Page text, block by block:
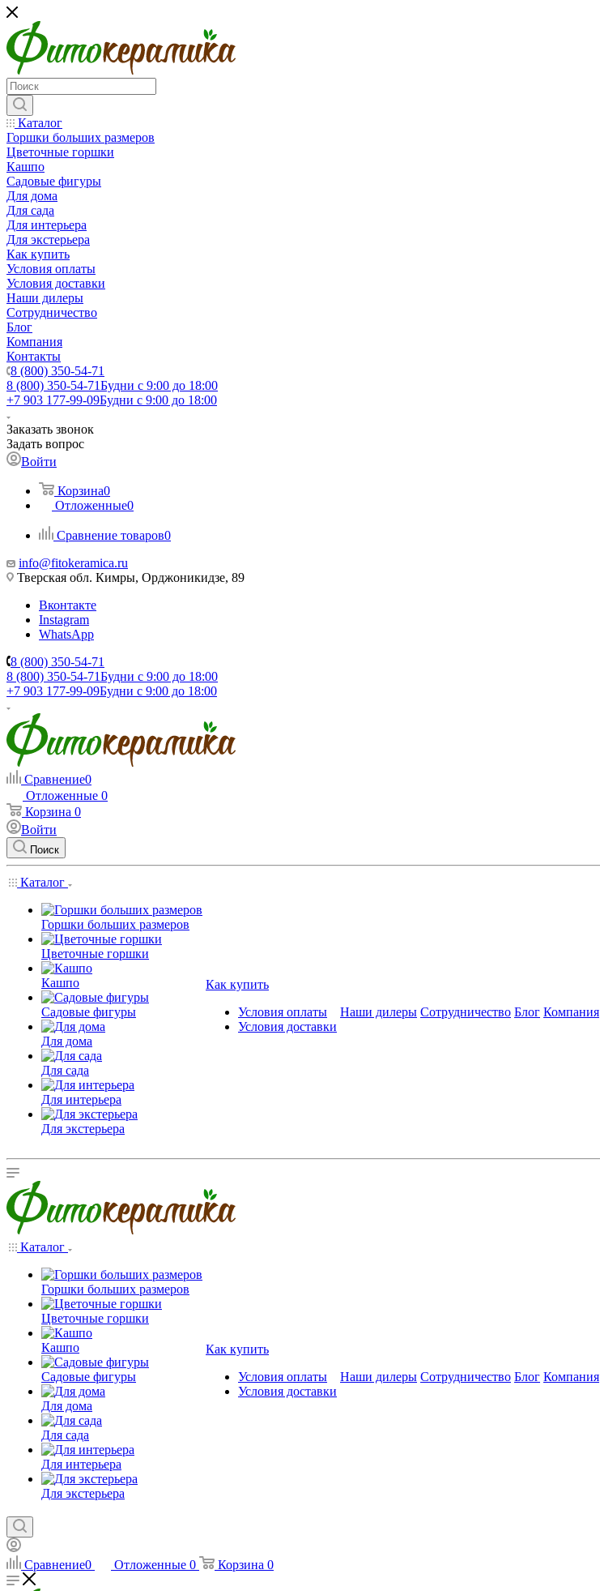
Каталог
Горшки больших размеров
Цветочные горшки
Кашпо
Садовые фигуры
Для дома
Для сада
Для интерьера
Для экстерьера
Как купить
Условия оплаты
Условия доставки
Наши дилеры
Сотрудничество
Блог
Компания
Контакты
8 (800) 350-54-71
8 (800) 350-54-71Будни с 9:00 до 18:00
+7 903 177-99-09Будни с 9:00 до 18:00
Заказать звонок
Задать вопрос
Войти
Корзина0
Отложенные0
Сравнение товаров0
info@fitokeramica.ru
Тверская обл. Кимры, Орджоникидзе, 89
Вконтакте
Instagram
WhatsApp
8 (800) 350-54-71
8 (800) 350-54-71Будни с 9:00 до 18:00
+7 903 177-99-09Будни с 9:00 до 18:00
Сравнение0
Отложенные 0
Корзина 0
Войти
Поиск
Каталог
Горшки больших размеров
Цветочные горшки
Кашпо
Садовые фигуры
Для дома
Для сада
Для интерьера
Для экстерьера
Как купить
Условия оплаты
Условия доставки
Наши дилеры Сотрудничество Блог Компания
Каталог
Горшки больших размеров
Цветочные горшки
Кашпо
Садовые фигуры
Для дома
Для сада
Для интерьера
Для экстерьера
Как купить
Условия оплаты
Условия доставки
Наши дилеры Сотрудничество Блог Компания
Сравнение0 Отложенные 0 Корзина 0